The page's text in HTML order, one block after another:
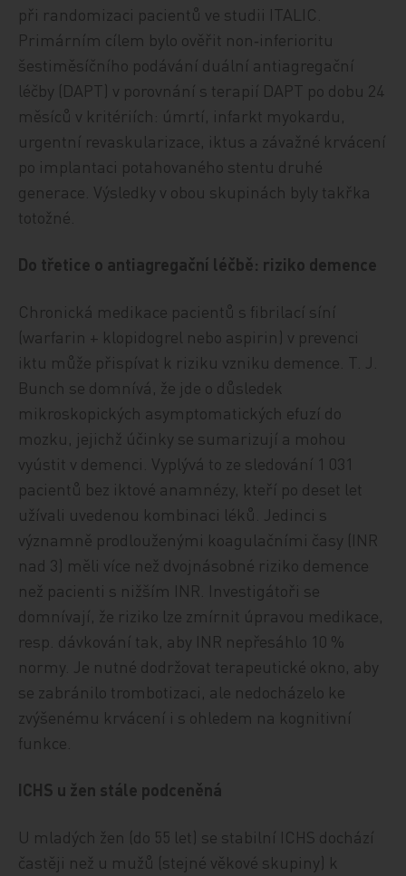
při randomizaci pacientů ve studii ITALIC.
Primárním cílem bylo ověřit non‑inferioritu
šestiměsíčního podávání duální antiagregační
léčby (DAPT) v porovnání s terapií DAPT po dobu 24
měsíců v kritériích: úmrtí, infarkt myokardu,
urgentní revaskularizace, iktus a závažné krvácení
po implantaci potahovaného stentu druhé
generace. Výsledky v obou skupinách byly takřka
totožné.
Do třetice o antiagregační léčbě: riziko demence
Chronická medikace pacientů s fibrilací síní
(warfarin + klopidogrel nebo aspirin) v prevenci
iktu může přispívat k riziku vzniku demence. T. J.
Bunch se domnívá, že jde o důsledek
mikroskopických asymptomatických efuzí do
mozku, jejichž účinky se sumarizují a mohou
vyústit v demenci. Vyplývá to ze sledování 1 031
pacientů bez iktové anamnézy, kteří po deset let
užívali uvedenou kombinaci léků. Jedinci s
významně prodlouženými koagulačními časy (INR
nad 3) měli více než dvojnásobné riziko demence
než pacienti s nižším INR. Investigátoři se
domnívají, že riziko lze zmírnit úpravou medikace,
resp. dávkování tak, aby INR nepřesáhlo 10 %
normy. Je nutné dodržovat terapeutické okno, aby
se zabránilo trombotizaci, ale nedocházelo ke
zvýšenému krvácení i s ohledem na kognitivní
funkce.
ICHS u žen stále podceněná
U mladých žen (do 55 let) se stabilní ICHS dochází
častěji než u mužů (stejné věkové skupiny) k